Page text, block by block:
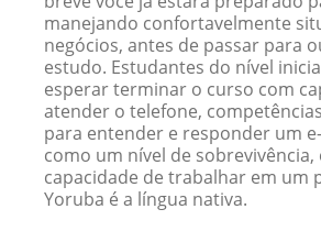
manejando confortavelmente
negócios, antes de passar para
estudo. Estudantes do nível
esperar terminar o curso com
atender o telefone,
para entender e responder um
como um nível de sobrevivência,
capacidade de trabalhar em um
Yoruba é a língua nativa.